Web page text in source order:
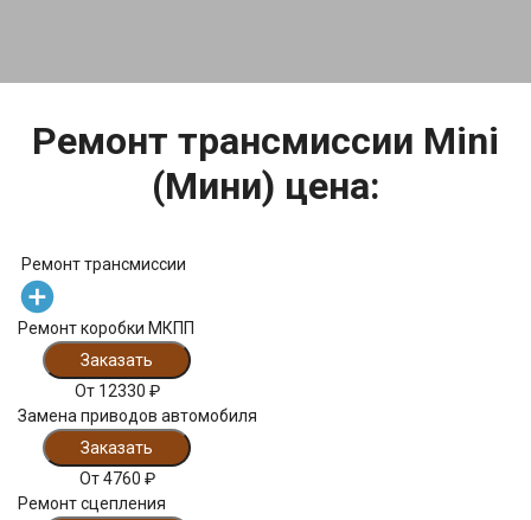
Ремонт трансмиссии Mini
(Мини) цена:
Ремонт трансмиссии
Ремонт коробки МКПП
Заказать
От 12330 ₽
Замена приводов автомобиля
Заказать
От4760 ₽
Ремонт сцепления